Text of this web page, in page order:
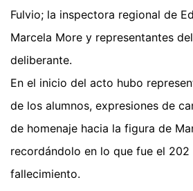
Fulvio; la inspectora regional de
Marcela More y representantes
deliberante.
En el inicio del acto hubo
de los alumnos, expresiones de
de homenaje hacia la figura de
recordándolo en lo que fue el 202
fallecimiento.